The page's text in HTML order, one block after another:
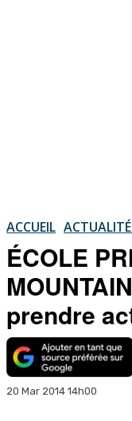
ACCUEIL
ÉCOLE
prendre
20 Mar 2014 14h00